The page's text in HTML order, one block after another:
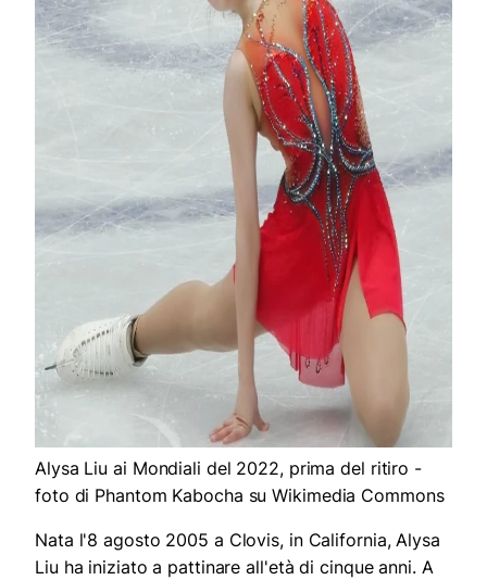
Alysa Liu ai Mondiali del 2022, prima del ritiro -
foto di Phantom Kabocha su Wikimedia Commons
Nata l'8 agosto 2005 a Clovis, in California, Alysa
Liu ha iniziato a pattinare all'età di cinque anni. A